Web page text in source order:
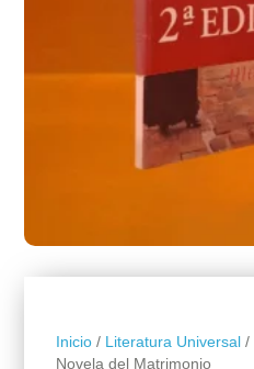
Inicio/ Literatura Universal/
Novela del Matrimonio